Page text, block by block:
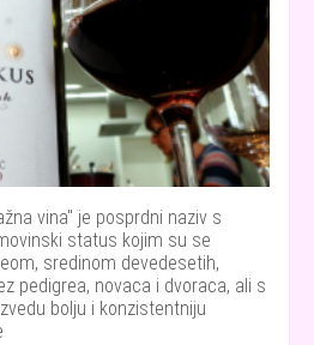
vina" je posprdni naziv s
status kojim su se
sredinom devedesetih,
pedigrea, novaca i dvoraca, ali s
bolju i konzistentniju